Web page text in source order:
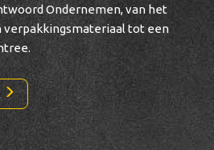
Ondernemen, van het
verpakkingsmateriaal tot een